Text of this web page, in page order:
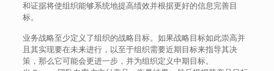
和证据将使组织能够系统地提高绩效并根据更好的信息完善目
标。
业务战略至少定义了组织的战略目标。如果战略目标如此崇高并
且其实现要在未来进行，以至于组织需要近期目标来指导其决
策，那么它可能会更进一步，并为组织定义中期目标。